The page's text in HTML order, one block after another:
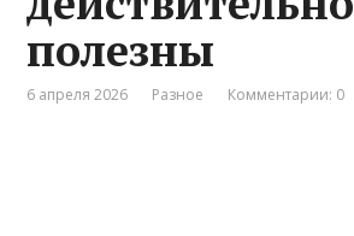
полезны
6 апреля 2026 Разное Комментарии: 0